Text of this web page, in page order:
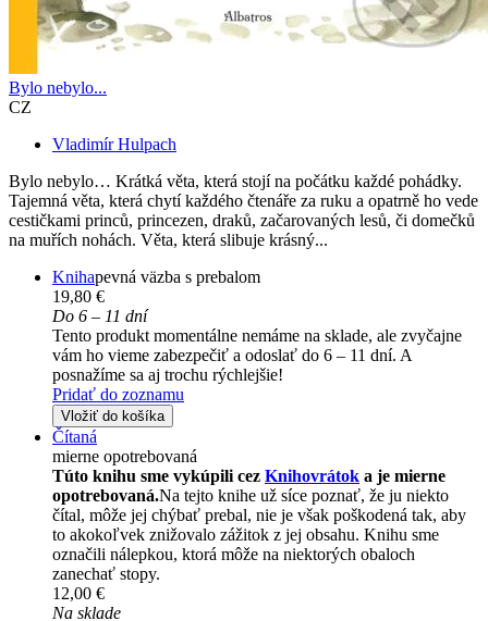
Bylo nebylo...
CZ
Vladimír Hulpach
Bylo nebylo… Krátká věta, která stojí na počátku každé pohádky.
Tajemná věta, která chytí každého čtenáře za ruku a opatrně ho vede
cestičkami princů, princezen, draků, začarovaných lesů, či domečků
na muřích nohách. Věta, která slibuje krásný...
Knihapevná väzba s prebalom
19,80 €
Do 6 – 11 dní
Tento produkt momentálne nemáme na sklade, ale zvyčajne
vám ho vieme zabezpečiť a odoslať do 6 – 11 dní. A
posnažíme sa aj trochu rýchlejšie!
Pridať do zoznamu
Vložiť do košíka
Čítaná
mierne opotrebovaná
Túto knihu sme vykúpili cez Knihovrátok a je mierne
opotrebovaná.Na tejto knihe už síce poznať, že ju niekto
čítal, môže jej chýbať prebal, nie je však poškodená tak, aby
to akokoľvek znižovalo zážitok z jej obsahu. Knihu sme
označili nálepkou, ktorá môže na niektorých obaloch
zanechať stopy.
12,00 €
Na sklade